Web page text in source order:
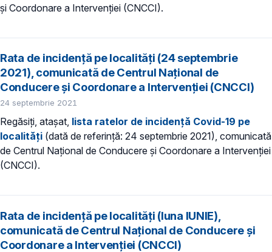
și Coordonare a Intervenției (CNCCI).
Rata de incidență pe localități (24 septembrie
2021), comunicată de Centrul Național de
Conducere și Coordonare a Intervenției (CNCCI)
24 septembrie 2021
Regăsiți, atașat, lista ratelor de incidență Covid-19 pe
localități (dată de referință: 24 septembrie 2021), comunicată
de Centrul Național de Conducere și Coordonare a Intervenției
(CNCCI).
Rata de incidență pe localități (luna IUNIE),
comunicată de Centrul Național de Conducere și
Coordonare a Intervenției (CNCCI)